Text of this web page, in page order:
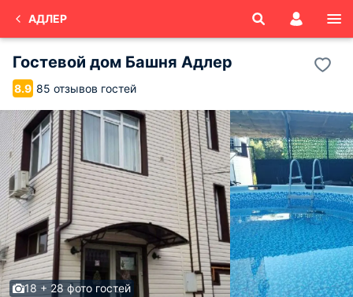
АДЛЕР
Гостевой дом Башня Адлер
8.9 85 отзывов гостей
18 + 28 фото гостей